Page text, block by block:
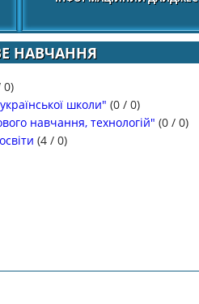
НАВЧАННЯ
0)
школи" (0 / 0)
навчання, технологій" (0 / 0)
(4 / 0)